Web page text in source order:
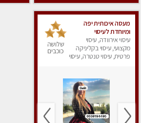
מעסה איכותית יפה
ומיוחדת לעיסוי
עיסוי אירוודה, עיסוי
מקצועי, עיסוי בקליניקה
פרטית, עיסוי טנטרה, עיסוי
שלושה
כוכבים